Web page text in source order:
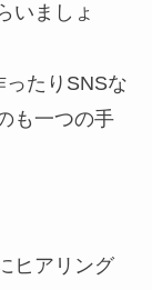
いましょ
たりSNSな
も一つの手
ヒアリング